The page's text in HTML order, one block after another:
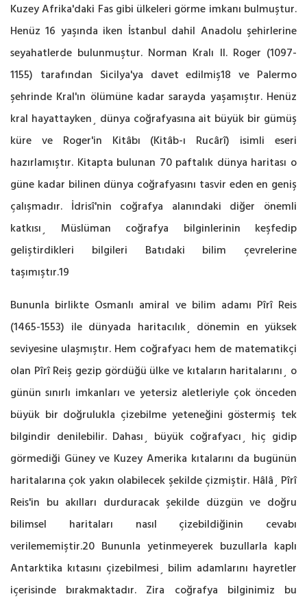
Kuzey Afrika'daki Fas gibi ülkeleri görme imkanı bulmuştur.
Henüz 16 yaşında iken İstanbul dahil Anadolu şehirlerine
seyahatlerde bulunmuştur. Norman Kralı II. Roger (1097-
1155) tarafından Sicilya'ya davet edilmiş18 ve Palermo
şehrinde Kral'ın ölümüne kadar sarayda yaşamıştır. Henüz
kral hayattayken¸ dünya coğrafyasına ait büyük bir gümüş
küre ve Roger'in Kitâbı (Kitâb-ı Rucârî) isimli eseri
hazırlamıştır. Kitapta bulunan 70 paftalık dünya haritası o
güne kadar bilinen dünya coğrafyasını tasvir eden en geniş
çalışmadır. İdrisî'nin coğrafya alanındaki diğer önemli
katkısı¸ Müslüman coğrafya bilginlerinin keşfedip
geliştirdikleri bilgileri Batıdaki bilim çevrelerine
taşımıştır.19
Bununla birlikte Osmanlı amiral ve bilim adamı Pîrî Reis
(1465-1553) ile dünyada haritacılık¸ dönemin en yüksek
seviyesine ulaşmıştır. Hem coğrafyacı hem de matematikçi
olan Pîrî Reiş gezip gördüğü ülke ve kıtaların haritalarını¸ o
günün sınırlı imkanları ve yetersiz aletleriyle çok önceden
büyük bir doğrulukla çizebilme yeteneğini göstermiş tek
bilgindir denilebilir. Dahası¸ büyük coğrafyacı¸ hiç gidip
görmediği Güney ve Kuzey Amerika kıtalarını da bugünün
haritalarına çok yakın olabilecek şekilde çizmiştir. Hâlâ¸ Pîrî
Reis'in bu akılları durduracak şekilde düzgün ve doğru
bilimsel haritaları nasıl çizebildiğinin cevabı
verilememiştir.20 Bununla yetinmeyerek buzullarla kaplı
Antarktika kıtasını çizebilmesi¸ bilim adamlarını hayretler
içerisinde bırakmaktadır. Zira coğrafya bilginimiz bu